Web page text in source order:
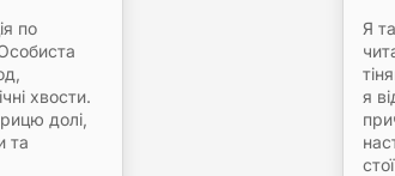
по
хвости.
долі,
та
Я
я